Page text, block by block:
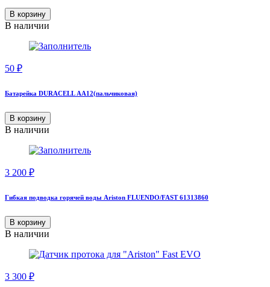
В корзину
В наличии
50 ₽
Батарейка DURACELL АА12(пальчиковая)
В корзину
В наличии
3 200 ₽
Гибкая подводка горячей воды Ariston FLUENDO/FAST 61313860
В корзину
В наличии
3 300 ₽